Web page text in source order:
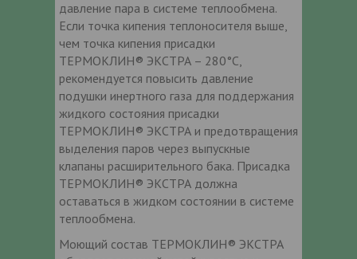
давление пара в системе теплообмена.
Если точка кипения теплоносителя выше,
чем точка кипения присадки
ТЕРМОКЛИН® ЭКСТРА – 280°C,
рекомендуется повысить давление
подушки инертного газа для поддержания
жидкого состояния присадки
ТЕРМОКЛИН® ЭКСТРА и предотвращения
выделения паров через выпускные
клапаны расширительного бака. Присадка
ТЕРМОКЛИН® ЭКСТРА должна
оставаться в жидком состоянии в системе
теплообмена.
Моющий состав ТЕРМОКЛИН® ЭКСТРА